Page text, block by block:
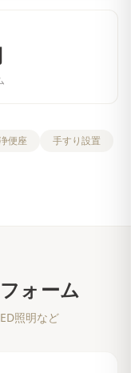
便座
手すり設置
ォーム
照明など